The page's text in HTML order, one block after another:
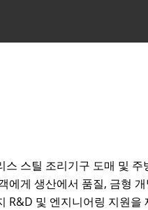
스 스틸 조리기구 도매 및 주
에게 생산에서 품질, 금형
R&D 및 엔지니어링 지원을